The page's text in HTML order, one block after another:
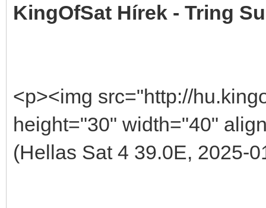
KingOfSat Hírek - Tring
<p><img src="http://
height="30" width="40"
(Hellas Sat 4 39.0E, 2025-